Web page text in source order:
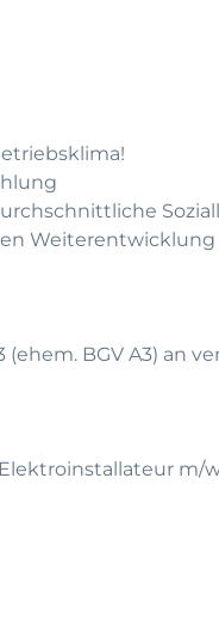
Weiterentwicklung
BGV A3) an
m/